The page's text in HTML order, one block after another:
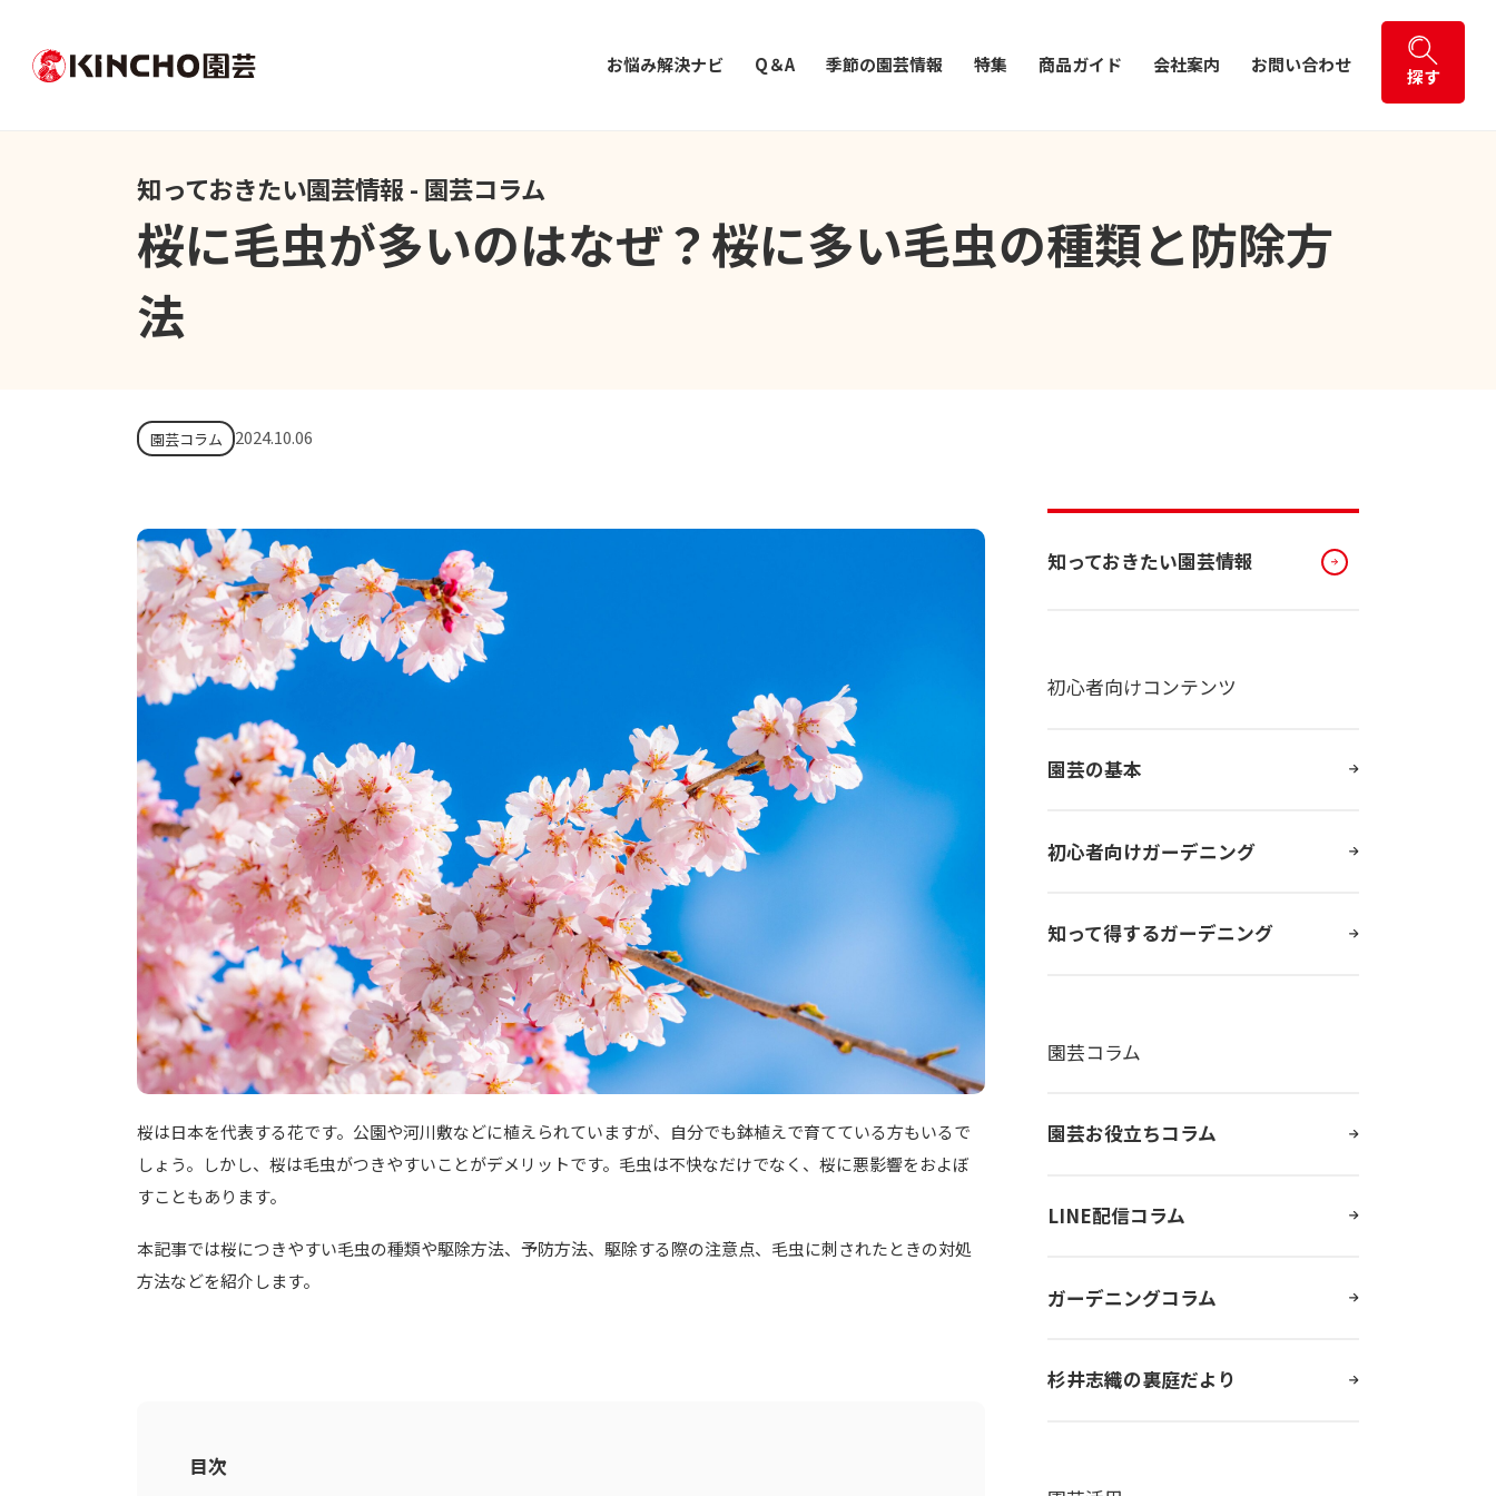
探す
お悩み解決ナビ Q＆A 季節の園芸情報 特集 商品ガイド 会社案内 お問い合わせ
知っておきたい園芸情報 - 園芸コラム
桜に毛虫が多いのはなぜ？桜に多い毛虫の種類と防除方
法
園芸コラム 2024.10.06
桜は日本を代表する花です。公園や河川敷などに植えられていますが、自分でも鉢植えで育てている方もいるで
しょう。しかし、桜は毛虫がつきやすいことがデメリットです。毛虫は不快なだけでなく、桜に悪影響をおよぼ
すこともあります。
本記事では桜につきやすい毛虫の種類や駆除方法、予防方法、駆除する際の注意点、毛虫に刺されたときの対処
方法などを紹介します。
目次
知っておきたい園芸情報
初心者向けコンテンツ
園芸の基本
初心者向けガーデニング
知って得するガーデニング
園芸コラム
園芸お役立ちコラム
LINE配信コラム
ガーデニングコラム
杉井志織の裏庭だより